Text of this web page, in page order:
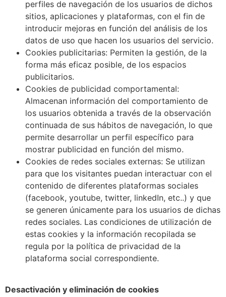
perfiles de navegación de los usuarios de dichos
sitios, aplicaciones y plataformas, con el fin de
introducir mejoras en función del análisis de los
datos de uso que hacen los usuarios del servicio.
Cookies publicitarias: Permiten la gestión, de la
forma más eficaz posible, de los espacios
publicitarios.
Cookies de publicidad comportamental:
Almacenan información del comportamiento de
los usuarios obtenida a través de la observación
continuada de sus hábitos de navegación, lo que
permite desarrollar un perfil específico para
mostrar publicidad en función del mismo.
Cookies de redes sociales externas: Se utilizan
para que los visitantes puedan interactuar con el
contenido de diferentes plataformas sociales
(facebook, youtube, twitter, linkedIn, etc..) y que
se generen únicamente para los usuarios de dichas
redes sociales. Las condiciones de utilización de
estas cookies y la información recopilada se
regula por la política de privacidad de la
plataforma social correspondiente.
Desactivación y eliminación de cookies